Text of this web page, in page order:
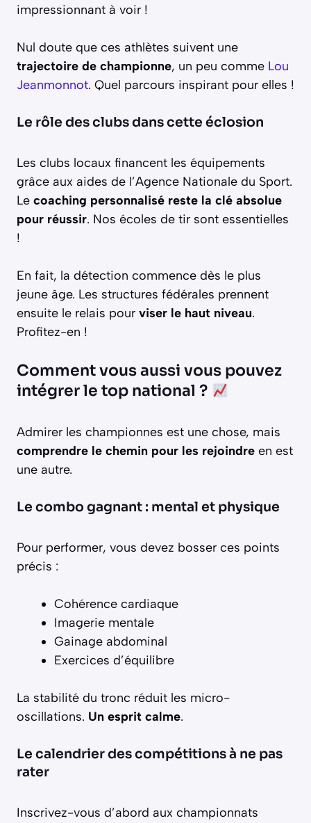
impressionnant à voir !
Nul doute que ces athlètes suivent une
trajectoire de championne, un peu comme Lou
Jeanmonnot. Quel parcours inspirant pour elles !
Le rôle des clubs dans cette éclosion
Les clubs locaux financent les équipements
grâce aux aides de l’Agence Nationale du Sport.
Le coaching personnalisé reste la clé absolue
pour réussir. Nos écoles de tir sont essentielles
!
En fait, la détection commence dès le plus
jeune âge. Les structures fédérales prennent
ensuite le relais pour viser le haut niveau.
Profitez-en !
Comment vous aussi vous pouvez
intégrer le top national ?
Admirer les championnes est une chose, mais
comprendre le chemin pour les rejoindre en est
une autre.
Le combo gagnant : mental et physique
Pour performer, vous devez bosser ces points
précis :
Cohérence cardiaque
Imagerie mentale
Gainage abdominal
Exercices d’équilibre
La stabilité du tronc réduit les micro-
oscillations. Un esprit calme.
Le calendrier des compétitions à ne pas
rater
Inscrivez-vous d’abord aux championnats